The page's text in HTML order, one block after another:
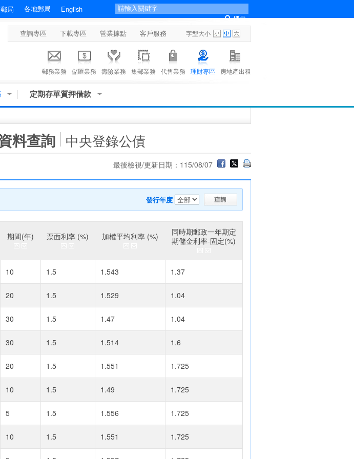
局 各地郵局 English
查詢專區 下載專區 營業據點 客戶服務 字型大小
郵務業務 儲匯業務 壽險業務 集郵業務 代售業務 理財專區 房地產出租
定期存單質押借款
料查詢 中央登錄公債
最後檢視/更新日期：115/08/07
發行年度
期間(年) 票面利率 (%) 加權平均利率 (%)
同時期郵政一年期定
期儲金利率-固定(%)
10 1.5 1.543 1.37
20 1.5 1.529 1.04
30 1.5 1.47 1.04
30 1.5 1.514 1.6
20 1.5 1.551 1.725
10 1.5 1.49 1.725
5 1.5 1.556 1.725
10 1.5 1.551 1.725